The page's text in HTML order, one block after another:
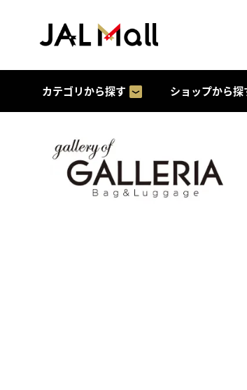
カテゴリから探す ショップから探